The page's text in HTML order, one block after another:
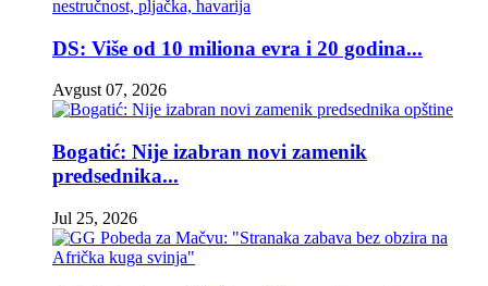
DS: Više od 10 miliona evra i 20 godina...
Avgust 07, 2026
Bogatić: Nije izabran novi zamenik
predsednika...
Jul 25, 2026